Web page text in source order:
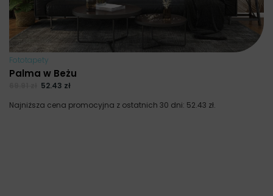
Fototapety
Palma w Beżu
52.43 zł
Najniższa cena promocyjna z ostatnich 30 dni: 52.43 zł.